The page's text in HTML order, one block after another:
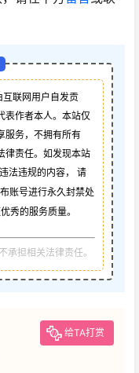
联网用户自发贡
表作者本人。本站仅
服务，不拥有所有
律责任。如发现本站
法违规的内容， 请
账号进行永久封禁处
秀的服务质量。
承担相关法律责任。
给TA打赏